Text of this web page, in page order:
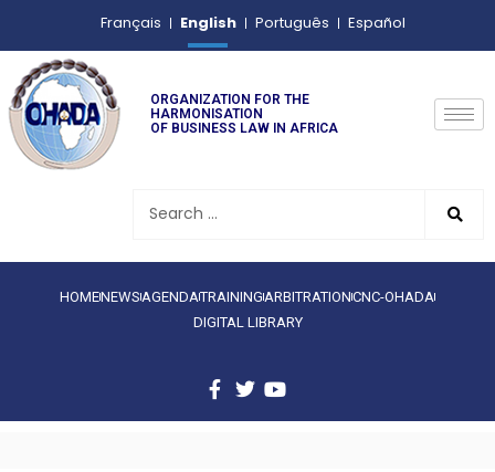
Français English Português Español
ORGANIZATION FOR THE
HARMONISATION
OF BUSINESS LAW IN AFRICA
HOMENEWS AGENDATRAINING ARBITRATIONCNC-OHADA
DIGITAL LIBRARY